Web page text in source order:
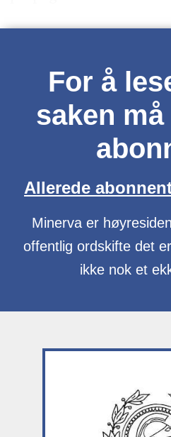
For å
saken
Allerede
Minerva er
offentlig ordskifte det
ikke nok et